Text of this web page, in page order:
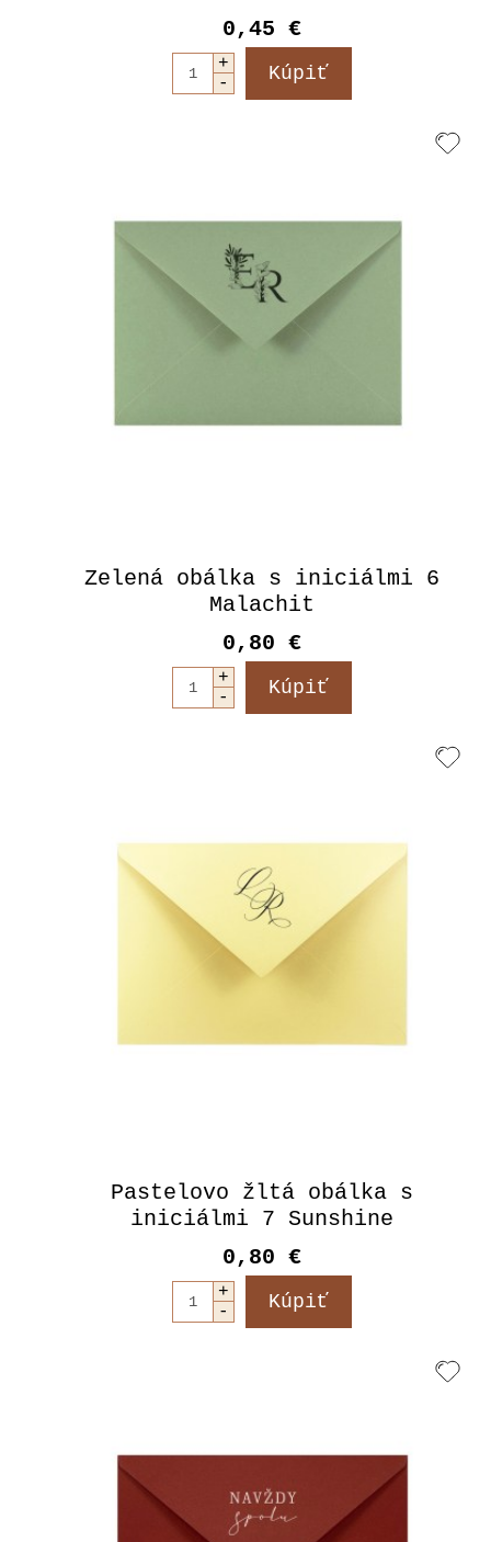
0,45 €
Zelená obálka s iniciálmi 6
Malachit
0,80 €
Pastelovo žltá obálka s
iniciálmi 7 Sunshine
0,80 €